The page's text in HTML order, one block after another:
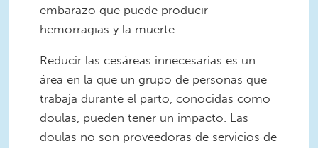
embarazo que puede producir
hemorragias y la muerte.
Reducir las cesáreas innecesarias es un
área en la que un grupo de personas que
trabaja durante el parto, conocidas como
doulas, pueden tener un impacto. Las
doulas no son proveedoras de servicios de